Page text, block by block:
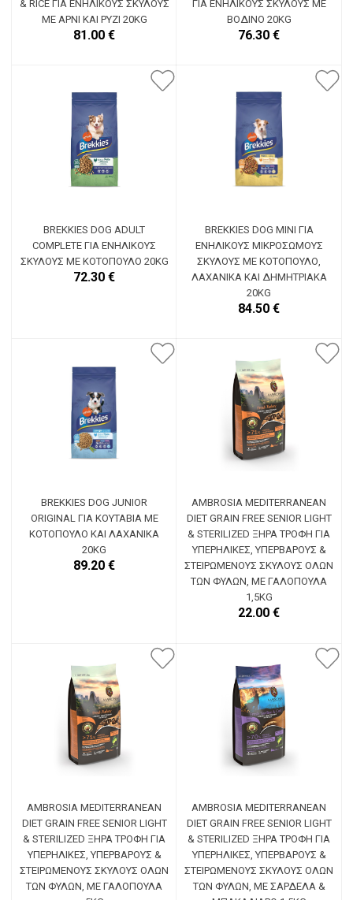
& RICE ΓΙΑ ΕΝΉΛΙΚΟΥΣ ΣΚΎΛΟΥΣ
ΜΕ ΑΡΝΊ ΚΑΙ ΡΎΖΙ 20KG
81.00 €
ΓΙΑ ΕΝΉΛΙΚΟΥΣ ΣΚΎΛΟΥΣ ΜΕ
ΒΟΔΙΝΌ 20KG
76.30 €
BREKKIES DOG ADULT
COMPLETE ΓΙΑ ΕΝΉΛΙΚΟΥΣ
ΣΚΎΛΟΥΣ ΜΕ ΚΟΤΌΠΟΥΛΟ 20KG
72.30 €
BREKKIES DOG MINI ΓΙΑ
ΕΝΉΛΙΚΟΥΣ ΜΙΚΡΌΣΩΜΟΥΣ
ΣΚΎΛΟΥΣ ΜΕ ΚΟΤΌΠΟΥΛΟ,
ΛΑΧΑΝΙΚΆ ΚΑΙ ΔΗΜΗΤΡΙΑΚΆ
20KG
84.50 €
BREKKIES DOG JUNIOR
ORIGINAL ΓΙΑ ΚΟΥΤΆΒΙΑ ΜΕ
ΚΟΤΌΠΟΥΛΟ ΚΑΙ ΛΑΧΑΝΙΚΆ
20KG
89.20 €
AMBROSIA MEDITERRANEAN
DIET GRAIN FREE SENIOR LIGHT
& STERILIZED ΞΗΡΆ ΤΡΟΦΉ ΓΙΑ
ΥΠΕΡΉΛΙΚΕΣ, ΥΠΈΡΒΑΡΟΥΣ &
ΣΤΕΙΡΩΜΈΝΟΥΣ ΣΚΎΛΟΥΣ ΌΛΩΝ
ΤΩΝ ΦΥΛΏΝ, ΜΕ ΓΑΛΟΠΟΎΛΑ
1,5KG
22.00 €
AMBROSIA MEDITERRANEAN
DIET GRAIN FREE SENIOR LIGHT
& STERILIZED ΞΗΡΆ ΤΡΟΦΉ ΓΙΑ
ΥΠΕΡΉΛΙΚΕΣ, ΥΠΈΡΒΑΡΟΥΣ &
ΣΤΕΙΡΩΜΈΝΟΥΣ ΣΚΎΛΟΥΣ ΌΛΩΝ
ΤΩΝ ΦΥΛΏΝ, ΜΕ ΓΑΛΟΠΟΎΛΑ
AMBROSIA MEDITERRANEAN
DIET GRAIN FREE SENIOR LIGHT
& STERILIZED ΞΗΡΆ ΤΡΟΦΉ ΓΙΑ
ΥΠΕΡΉΛΙΚΕΣ, ΥΠΈΡΒΑΡΟΥΣ &
ΣΤΕΙΡΩΜΈΝΟΥΣ ΣΚΎΛΟΥΣ ΌΛΩΝ
ΤΩΝ ΦΥΛΏΝ, ΜΕ ΣΑΡΔΈΛΑ &